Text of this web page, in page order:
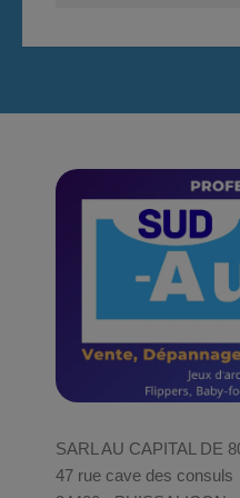
SARL AU CAPITAL DE
47 rue cave des consuls